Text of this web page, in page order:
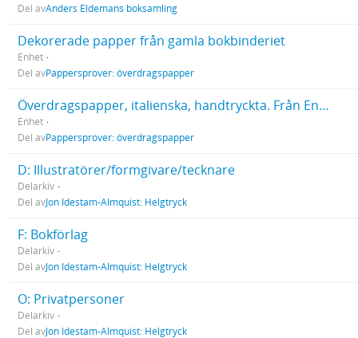
Del avAnders Eldemans boksamling
Dekorerade papper från gamla bokbinderiet
Enhet
Del avPappersprover: överdragspapper
Överdragspapper, italienska, handtryckta. Från Enheten för bevarandes lager 2008
Enhet
Del avPappersprover: överdragspapper
D: Illustratörer/formgivare/tecknare
Delarkiv
Del avJon Idestam-Almquist: Helgtryck
F: Bokförlag
Delarkiv
Del avJon Idestam-Almquist: Helgtryck
O: Privatpersoner
Delarkiv
Del avJon Idestam-Almquist: Helgtryck